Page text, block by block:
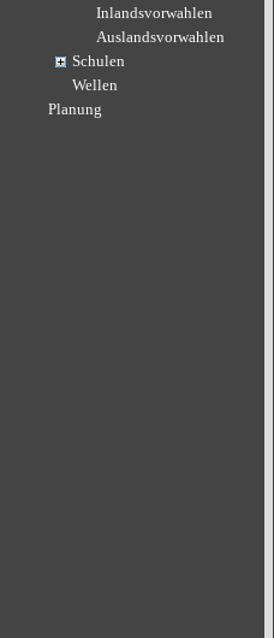
Inlandsvorwahlen
Auslandsvorwahlen
Schulen
Wellen
Planung